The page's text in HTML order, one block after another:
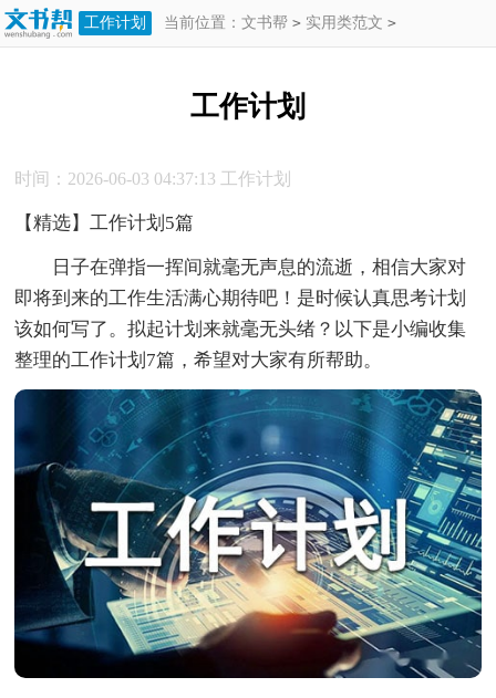
工作计划 当前位置： 文书帮 > 实用类范文 >
工作计划
时间：2026-06-03 04:37:13 工作计划
【精选】工作计划5篇
日子在弹指一挥间就毫无声息的流逝，相信大家对
即将到来的工作生活满心期待吧！是时候认真思考计划
该如何写了。拟起计划来就毫无头绪？以下是小编收集
整理的工作计划7篇，希望对大家有所帮助。